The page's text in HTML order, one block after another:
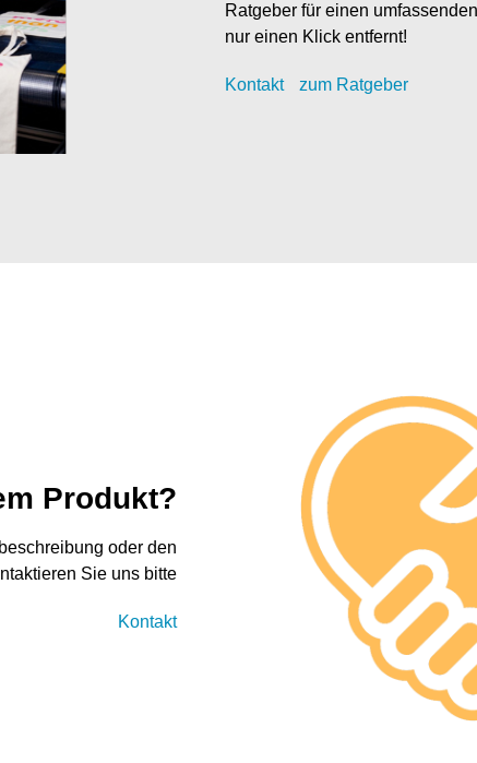
Ratgeber für einen
nur einen Klick entfernt!
Kontakt zum Ratgeber
Produkt?
oder den
Sie uns bitte
Kontakt